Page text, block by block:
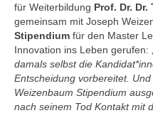
für Weiterbildung Prof. Dr.
gemeinsam mit Joseph
Stipendium für den Master
Innovation ins Leben gerufen: „
damals selbst die
Entscheidung vorbereitet.
Weizenbaum Stipendium
nach seinem Tod Kontakt mit